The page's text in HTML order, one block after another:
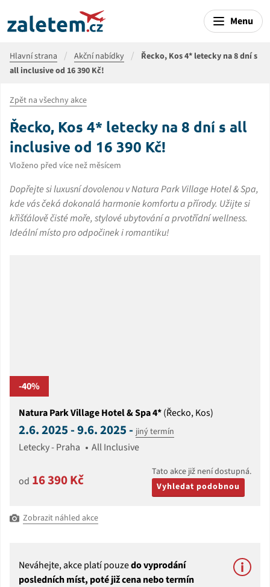
Menu
Hlavní strana Akční nabídky
Řecko, Kos 4* letecky na 8 dní s
all inclusive od 16 390 Kč!
Zpět na všechny akce
Řecko, Kos 4* letecky na 8 dní s all
inclusive od 16 390 Kč!
Vloženo před více než měsícem
Dopřejte si luxusní dovolenou v Natura Park Village Hotel & Spa,
kde vás čeká dokonalá harmonie komfortu a přírody. Užijte si
křišťálově čisté moře, stylové ubytování a prvotřídní wellness.
Ideální místo pro odpočinek i romantiku!
-40%
Natura Park Village Hotel & Spa 4*(Řecko, Kos)
2.6. 2025 - 9.6. 2025 - jiný termín
Letecky - Praha All Inclusive
od 16 390 Kč
Tato akce již není dostupná.
Vyhledat podobnou
Zobrazit náhled akce
Neváhejte, akce platí pouzedo vyprodání
posledních míst, poté již cena nebo termín